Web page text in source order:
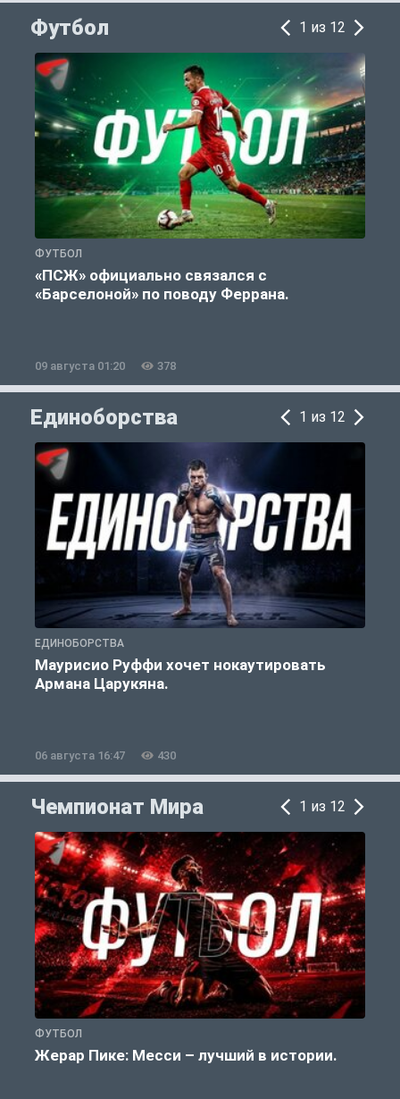
Футбол 1 из 12
ФУТБОЛ
«ПСЖ» официально связался с
«Барселоной» по поводу Феррана.
09 августа 01:20 378
Единоборства 1 из 12
ЕДИНОБОРСТВА
Маурисио Руффи хочет нокаутировать
Армана Царукяна.
06 августа 16:47 430
Чемпионат Мира 1 из 12
ФУТБОЛ
Жерар Пике: Месси – лучший в истории.